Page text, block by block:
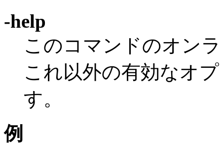
-help
このコマンドのオン
これ以外の有効なオ
す。
例